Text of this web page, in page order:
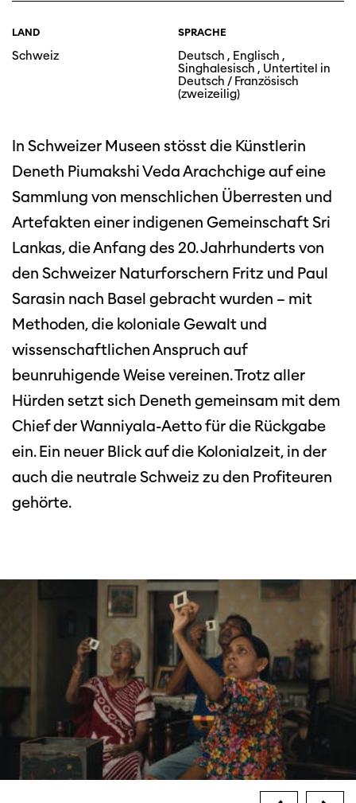
LAND
Schweiz
SPRACHE
Deutsch , Englisch ,
Singhalesisch , Untertitel in
Deutsch / Französisch
(zweizeilig)
In Schweizer Museen stösst die Künstlerin
Deneth Piumakshi Veda Arachchige auf eine
Sammlung von menschlichen Überresten und
Artefakten einer indigenen Gemeinschaft Sri
Lankas, die Anfang des 20. Jahrhunderts von
den Schweizer Naturforschern Fritz und Paul
Sarasin nach Basel gebracht wurden – mit
Methoden, die koloniale Gewalt und
wissenschaftlichen Anspruch auf
beunruhigende Weise vereinen. Trotz aller
Hürden setzt sich Deneth gemeinsam mit dem
Chief der Wanniyala-Aetto für die Rückgabe
ein. Ein neuer Blick auf die Kolonialzeit, in der
auch die neutrale Schweiz zu den Profiteuren
gehörte.